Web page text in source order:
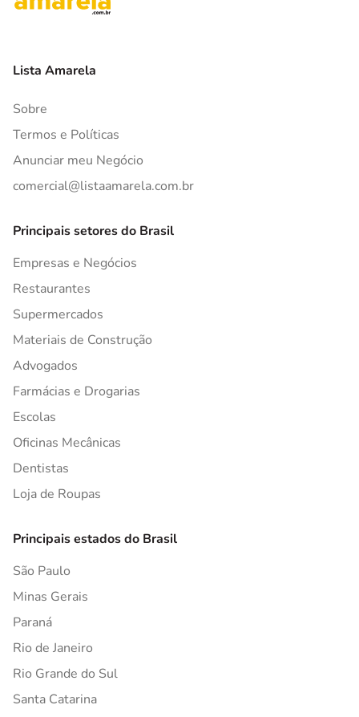
Lista Amarela
Sobre
Termos e Políticas
Anunciar meu Negócio
comercial@listaamarela.com.br
Principais setores do Brasil
Empresas e Negócios
Restaurantes
Supermercados
Materiais de Construção
Advogados
Farmácias e Drogarias
Escolas
Oficinas Mecânicas
Dentistas
Loja de Roupas
Principais estados do Brasil
São Paulo
Minas Gerais
Paraná
Rio de Janeiro
Rio Grande do Sul
Santa Catarina